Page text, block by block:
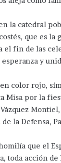
la catedral
que es la
el fin de las
y
color rojo,
Misa por la
la Defensa,
que el
toda acción de